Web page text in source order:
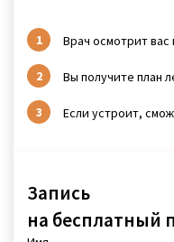
Запись
на бесплатный
Врач осмотрит вас
Вы получите план
Если устроит,